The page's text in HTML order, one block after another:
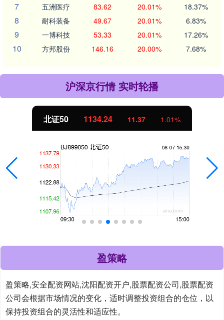
7 五洲医疗 83.62 20.01% 18.37%
8 耐科装备 49.67 20.01% 6.83%
9 一博科技 53.33 20.01% 17.26%
10 方邦股份 146.16 20.00% 7.68%
沪深京行情 实时轮播
北证50 1134.24 11.37 1.01%
盈策略
盈策略,安全配资网站,沈阳配资开户,股票配资公司,股票配资
公司会根据市场情况的变化，适时调整投资组合的仓位，以
保持投资组合的灵活性和适应性。